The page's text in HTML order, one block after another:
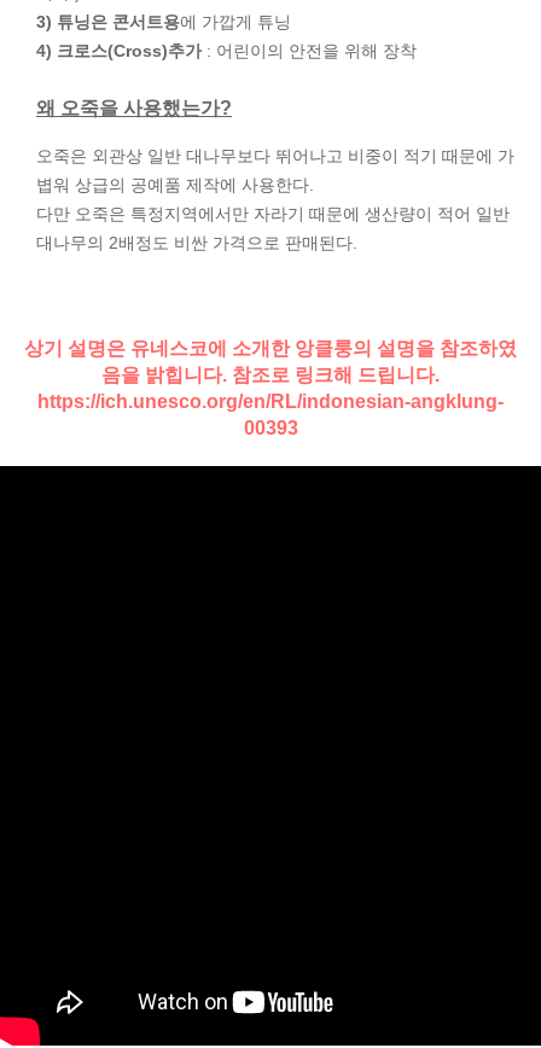
3) 튜닝은 콘서트용에 가깝게 튜닝
4) 크로스(Cross)추가: 어린이의 안전을 위해 장착
왜 오죽을 사용했는가?
오죽은 외관상 일반 대나무보다 뛰어나고 비중이 적기 때문에 가
볍워 상급의 공예품 제작에 사용한다.
다만 오죽은 특정지역에서만 자라기 때문에 생산량이 적어 일반
대나무의 2배정도 비싼 가격으로 판매된다.
상기 설명은 유네스코에 소개한 앙클룽의 설명을 참조하였
음을 밝힙니다. 참조로 링크해 드립니다.
https://ich.unesco.org/en/RL/indonesian-angklung-
00393